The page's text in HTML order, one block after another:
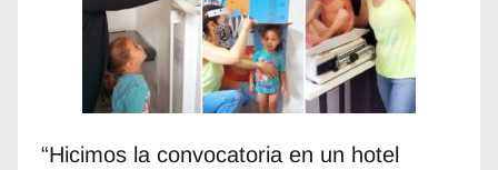
“Hicimos la convocatoria en un hotel